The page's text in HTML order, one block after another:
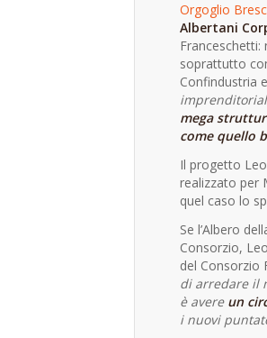
Orgoglio
Albertani
soprattutto
Confindustria
mega
come quello
Il progetto
realizzato per
quel caso lo
Se l’Albero
Consorzio,
del Consorzio
di arredare il
è avere un
i nuovi